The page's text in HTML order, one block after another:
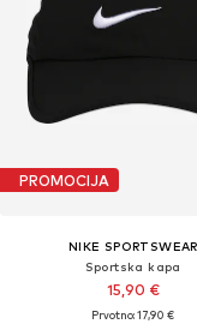
PROMOCIJA
NIKE SPORTSWEAR
Sportska kapa
15,90 €
Prvotno: 17,90 €